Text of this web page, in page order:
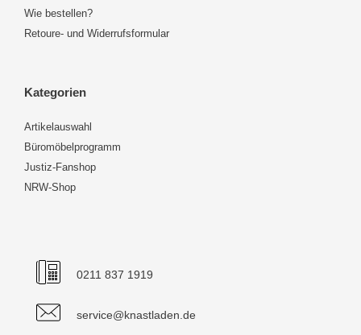
Wie bestellen?
Retoure- und Widerrufsformular
Kategorien
Artikelauswahl
Büromöbelprogramm
Justiz-Fanshop
NRW-Shop
0211 837 1919
service@knastladen.de